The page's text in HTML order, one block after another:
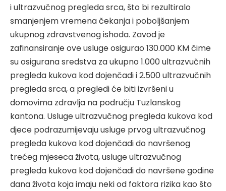
i ultrazvučnog pregleda srca, što bi rezultiralo
smanjenjem vremena čekanja i poboljšanjem
ukupnog zdravstvenog ishoda. Zavod je
zafinansiranje ove usluge osigurao 130.000 KM čime
su osigurana sredstva za ukupno 1.000 ultrazvučnih
pregleda kukova kod dojenčadi i 2.500 ultrazvučnih
pregleda srca, a pregledi će biti izvršeni u
domovima zdravlja na području Tuzlanskog
kantona. Usluge ultrazvučnog pregleda kukova kod
djece podrazumijevaju usluge prvog ultrazvučnog
pregleda kukova kod dojenčadi do navršenog
trećeg mjeseca života, usluge ultrazvučnog
pregleda kukova kod dojenčadi do navršene godine
dana života koja imaju neki od faktora rizika kao što